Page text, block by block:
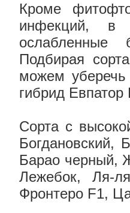
Кроме
инфекций, в
ослабленные
Подбирая
можем
гибрид
Сорта с
Богдановский,
Барао черный,
Лежебок, Ля-
Фронтеро F1,